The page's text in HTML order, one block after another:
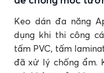
Keo dán đa năng
dụng khi thi công
tấm PVC, tấm
đã xử lý chống ẩm.